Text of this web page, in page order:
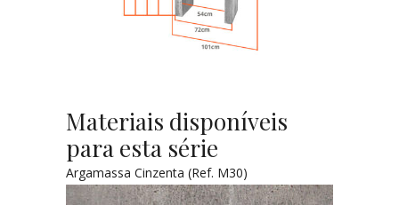
Materiais disponíveis
para esta série
Argamassa Cinzenta (Ref. M30)